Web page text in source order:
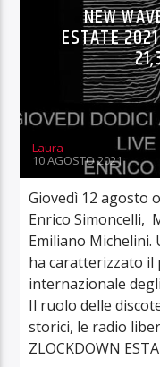
NEW
ESTATE
Laura
10 AGOSTO 2021
Giovedì 12 agosto
Enrico Simoncelli,
Emiliano Michelini.
ha caratterizzato il
internazionale
Il ruolo delle
storici, le radio
ZLOCKDOWN